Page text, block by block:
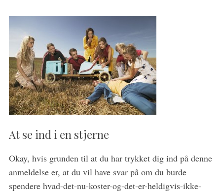
At se ind i en stjerne
Okay, hvis grunden til at du har trykket dig ind på denne
anmeldelse er, at du vil have svar på om du burde
spendere hvad-det-nu-koster-og-det-er-heldigvis-ikke-